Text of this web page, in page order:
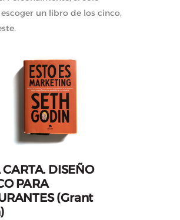
un libro de los cinco,
DISEÑO
PARA
(Grant